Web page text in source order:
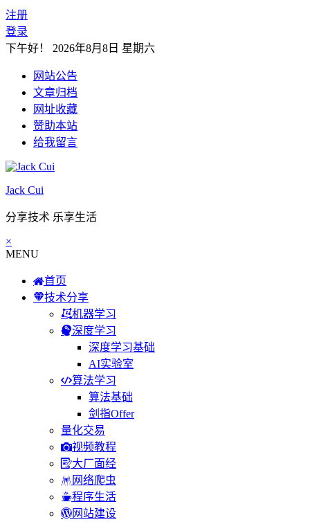
注册
登录
下午好！ 2026年8月8日 星期六
网站公告
文章归档
网址收藏
赞助本站
给我留言
Jack Cui
分享技术 乐享生活
×
MENU
首页
技术分享
机器学习
深度学习
深度学习基础
AI实验室
算法学习
算法基础
剑指Offer
量化交易
视频教程
大厂面经
网络爬虫
程序生活
网站建设